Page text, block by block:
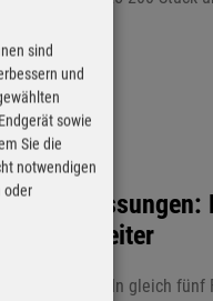
Neuzulassungen:
Spitzenreiter
06.09.2019 - In gleich
sind
und
sowie
Sie die
notwendigen
oder